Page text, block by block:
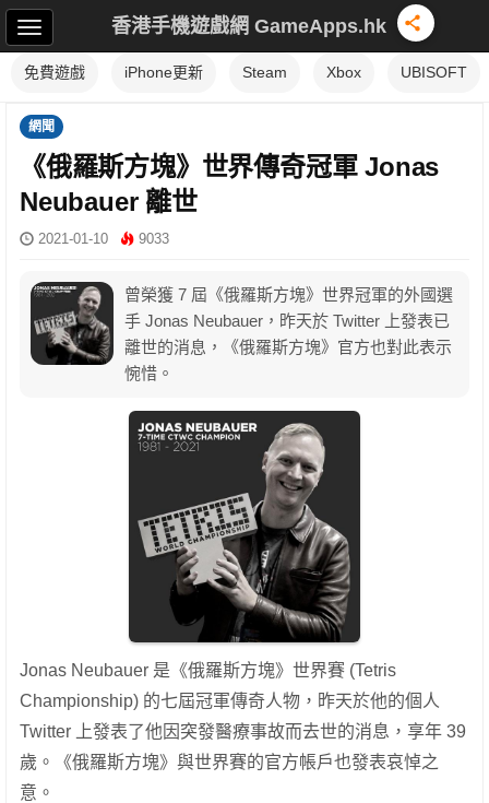
香港手機遊戲網 GameApps.hk
免費遊戲 iPhone更新 Steam Xbox UBISOFT
網聞
《俄羅斯方塊》世界傳奇冠軍 Jonas
Neubauer 離世
2021-01-10 9033
曾榮獲 7 屆《俄羅斯方塊》世界冠軍的外國選
手 Jonas Neubauer，昨天於 Twitter 上發表已
離世的消息，《俄羅斯方塊》官方也對此表示
惋惜。
Jonas Neubauer 是《俄羅斯方塊》世界賽 (Tetris
Championship) 的七屆冠軍傳奇人物，昨天於他的個人
Twitter 上發表了他因突發醫療事故而去世的消息，享年 39
歲。《俄羅斯方塊》與世界賽的官方帳戶也發表哀悼之
意。